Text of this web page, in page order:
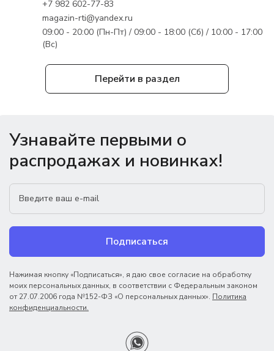
Перейти в раздел
+7 982 602-77-83
magazin-rti@yandex.ru
09:00 - 20:00 (Пн-Пт) / 09:00 - 18:00 (Сб) / 10:00 - 17:00
(Вс)
Узнавайте первыми о
распродажах и новинках!
Подписаться
Нажимая кнопку «Подписаться», я даю свое согласие на обработку
моих персональных данных, в соответствии с Федеральным законом
от 27.07.2006 года №152-ФЗ «О персональных данных». Политика
конфиденциальности.